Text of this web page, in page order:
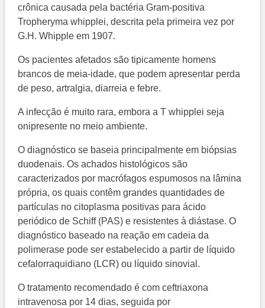
crônica causada pela bactéria Gram-positiva
Tropheryma whipplei, descrita pela primeira vez por
G.H. Whipple em 1907.
Os pacientes afetados são tipicamente homens
brancos de meia-idade, que podem apresentar perda
de peso, artralgia, diarreia e febre.
A infecção é muito rara, embora a T whipplei seja
onipresente no meio ambiente.
O diagnóstico se baseia principalmente em biópsias
duodenais. Os achados histológicos são
caracterizados por macrófagos espumosos na lâmina
própria, os quais contêm grandes quantidades de
partículas no citoplasma positivas para ácido
periódico de Schiff (PAS) e resistentes à diástase. O
diagnóstico baseado na reação em cadeia da
polimerase pode ser estabelecido a partir de líquido
cefalorraquidiano (LCR) ou líquido sinovial.
O tratamento recomendado é com ceftriaxona
intravenosa por 14 dias, seguida por